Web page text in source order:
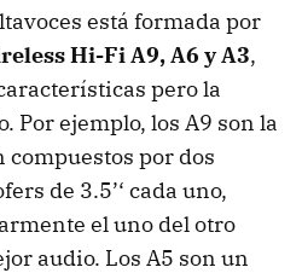
está formada por
Hi-Fi A9, A6 y A3,
pero la
Por ejemplo, los A9 son la
compuestos por dos
de 3.5’‘ cada uno,
el uno del otro
audio. Los A5 son un